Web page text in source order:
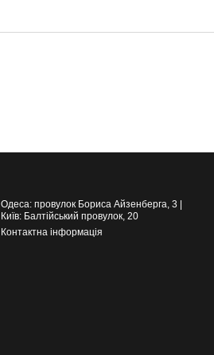
Одеса: провулок Бориса Айзенберга, 3 |
Київ: Балтійський провулок, 20
Контактна інформація